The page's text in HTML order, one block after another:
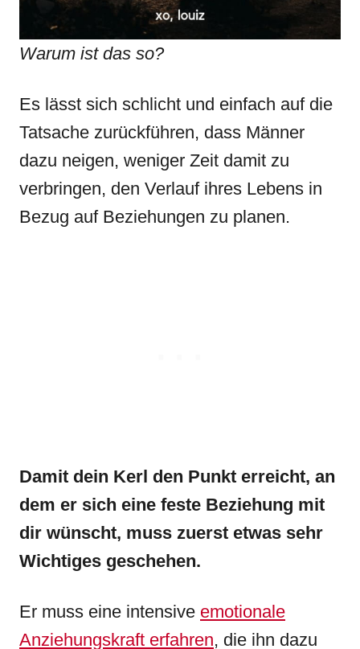
Warum ist das so?
Es lässt sich schlicht und einfach auf die
Tatsache zurückführen, dass Männer
dazu neigen, weniger Zeit damit zu
verbringen, den Verlauf ihres Lebens in
Bezug auf Beziehungen zu planen.
Damit dein Kerl den Punkt erreicht, an
dem er sich eine feste Beziehung mit
dir wünscht, muss zuerst etwas sehr
Wichtiges geschehen.
Er muss eine intensive emotionale
Anziehungskraft erfahren, die ihn dazu